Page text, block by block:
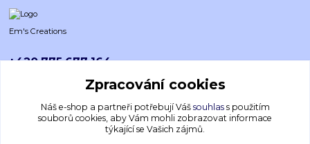
Em's Creations
+420 775 677 164
emscreations.cz@gmail.com
Zpracování cookies
Náš e-shop a partneři potřebují Váš souhlass použitím
souborů cookies, aby Vám mohli zobrazovat informace
týkající se Vašich zájmů.